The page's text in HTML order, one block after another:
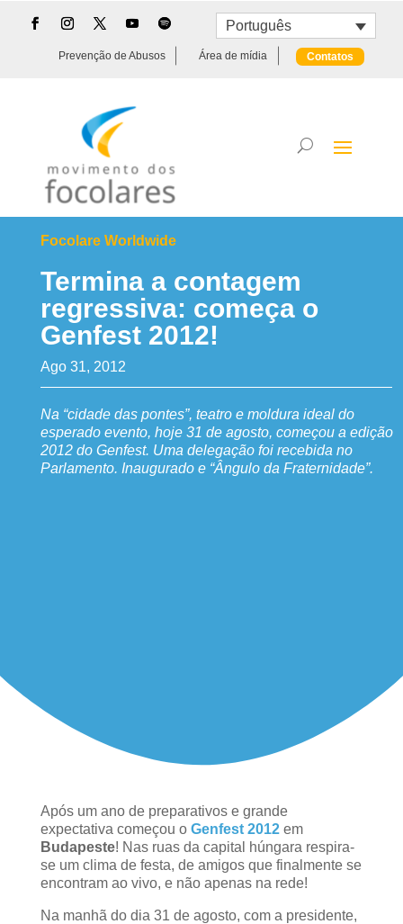
Português
Prevenção de Abusos Área de mídia Contatos
Focolare Worldwide
Termina a contagem
regressiva: começa o
Genfest 2012!
Ago 31, 2012
Na “cidade das pontes”, teatro e moldura ideal do
esperado evento, hoje 31 de agosto, começou a edição
2012 do Genfest. Uma delegação foi recebida no
Parlamento. Inaugurado e “Ângulo da Fraternidade”.
Após um ano de preparativos e grande
expectativa começou o Genfest 2012em
Budapeste! Nas ruas da capital húngara respira-
se um clima de festa, de amigos que finalmente se
encontram ao vivo, e não apenas na rede!
Na manhã do dia 31 de agosto, com a presidente,